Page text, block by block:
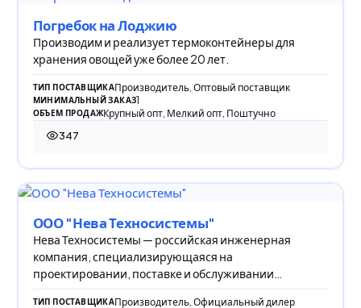
Погребок на Лоджию
Производим и реализует термоконтейнеры для
хранения овощей уже более 20 лет.
ТИП ПОСТАВЩИКАПроизводитель, Оптовый поставщик
МИНИМАЛЬНЫЙ ЗАКАЗ1
ОБЪЕМ ПРОДАЖКрупный опт, Мелкий опт, Поштучно
347
347 просмотров
ООО "Нева Техносистемы"
Нева Техносистемы — российская инженерная
компания, специализирующаяся на
проектировании, поставке и обслуживании
дизельных электростанций.
ТИП ПОСТАВЩИКАПроизводитель, Официальный дилер